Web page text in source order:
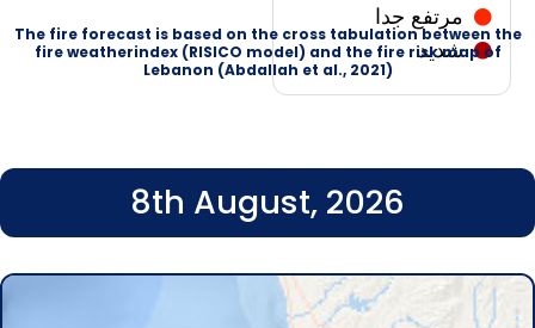
مرتفع جدا
شدید
The fire forecast is based on the cross tabulation between the
fire weatherindex (RISICO model) and the fire risk map of
Lebanon (Abdallah et al., 2021)
8th August, 2026